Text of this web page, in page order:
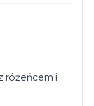
różeńcem i